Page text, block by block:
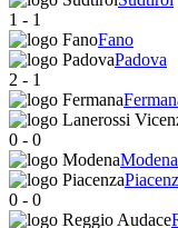
1 - 1
Fano
Padova
2 - 1
0 - 0
Modena
0 - 0